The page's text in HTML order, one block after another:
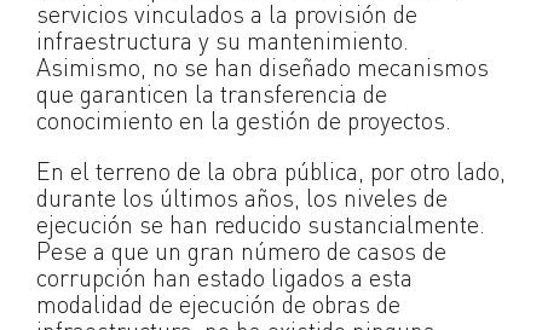
servicios vinculados a la provisión de
infraestructura y su mantenimiento.
Asimismo, no se han diseñado mecanismos
que garanticen la transferencia de
conocimiento en la gestión de proyectos.
En el terreno de la obra pública, por otro lado,
durante los últimos años, los niveles de
ejecución se han reducido sustancialmente.
Pese a que un gran número de casos de
corrupción han estado ligados a esta
modalidad de ejecución de obras de